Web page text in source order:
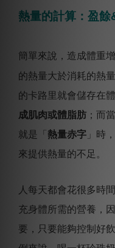
熱量的計算：盈餘
簡單來說，造成體重
的熱量大於消耗的熱
的卡路里就會儲存在
成肌肉或體脂肪 ；而
就是「 熱量赤字 」時
來提供熱量的不足。
人每天都會花很多時
充身體所需的營養，因
要，只要能夠控制好